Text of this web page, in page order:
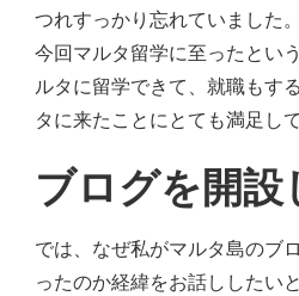
つれすっかり忘れていました
今回マルタ留学に至ったとい
ルタに留学できて、就職もす
タに来たことにとても満足し
ブログを開
では、なぜ私がマルタ島のブ
ったのか経緯をお話ししたい